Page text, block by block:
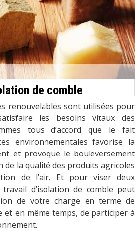
de comble
renouvelables sont utilisées pour
les besoins vitaux des
tous d’accord que le fait
environnementales favorise la
et provoque le bouleversement
la qualité des produits agricoles
de l’air. Et pour viser deux
d’isolation de comble peut
de votre charge en terme de
et en même temps, de participer à